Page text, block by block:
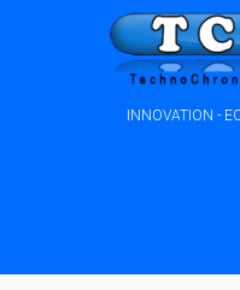
INNOVATION -